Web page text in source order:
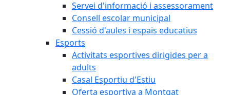
Servei d'informació i assessorament
Consell escolar municipal
Cessió d'aules i espais educatius
Esports
Activitats esportives dirigides per a
adults
Casal Esportiu d'Estiu
Oferta esportiva a Montgat